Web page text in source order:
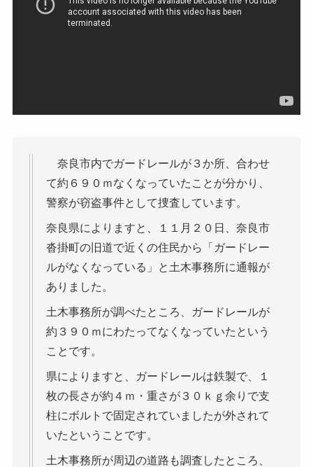
奈良市内でガードレールが３か所、合わせ
て約６９０ｍなくなっていたことが分かり、
警察が窃盗事件として捜査しています。
奈良県によりますと、１１月２０日、奈良市
沓掛町の旧道で近くの住民から「ガードレー
ルがなくなっている」と土木事務所に通報が
ありました。
土木事務所が調べたところ、ガードレールが
約３９０ｍにわたってなくなっていたという
ことです。
県によりますと、ガードレールは鉄製で、１
枚の長さが約４ｍ・重さが３０ｋｇ余りで支
柱にボルトで固定されていましたが外されて
いたということです。
土木事務所が周辺の道路も調査したところ、